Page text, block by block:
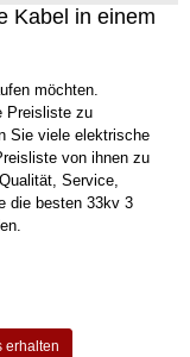
Kabel in einem
möchten.
Preisliste zu
Sie viele elektrische
von ihnen zu
Service,
die besten 33kv 3
erhalten